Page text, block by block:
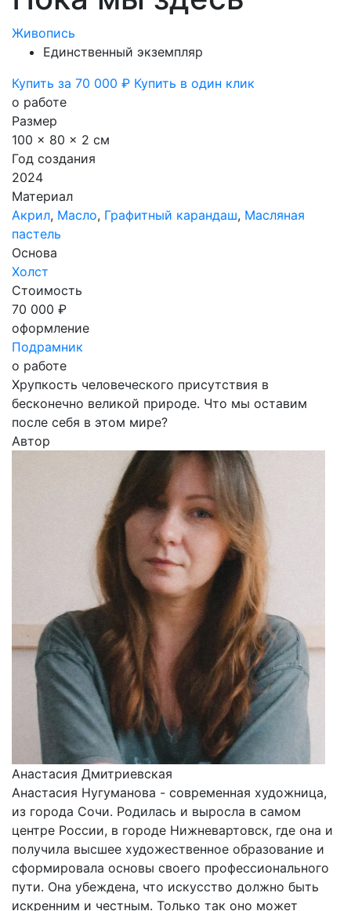
Живопись
Единственный экземпляр
Купить за 70 000 ₽ Купить в один клик
о работе
Размер
100 x 80 x 2 см
Год создания
2024
Материал
Акрил, Масло, Графитный карандаш, Масляная
пастель
Основа
Холст
Стоимость
70 000 ₽
оформление
Подрамник
о работе
Хрупкость человеческого присутствия в
бесконечно великой природе. Что мы оставим
после себя в этом мире?
Автор
Анастасия Дмитриевская
Анастасия Нугуманова - современная художница,
из города Сочи. Родилась и выросла в самом
центре России, в городе Нижневартовск, где она и
получила высшее художественное образование и
сформировала основы своего профессионального
пути. Она убеждена, что искусство должно быть
искренним и честным. Только так оно может